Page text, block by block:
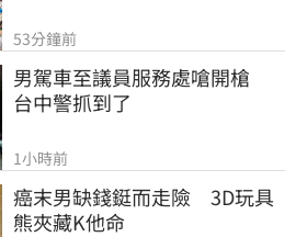
53分鐘前
男駕車至議員服務處嗆開槍
台中警抓到了
1小時前
癌末男缺錢鋌而走險　3D玩具
熊夾藏K他命